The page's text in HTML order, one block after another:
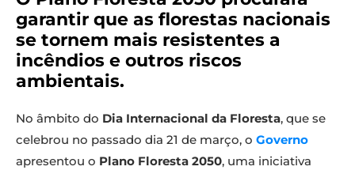
garantir que as florestas nacionais
se tornem mais resistentes a
incêndios e outros riscos
ambientais.
No âmbito do Dia Internacional da Floresta, que se
celebrou no passado dia 21 de março, o Governo
apresentou o Plano Floresta 2050, uma iniciativa